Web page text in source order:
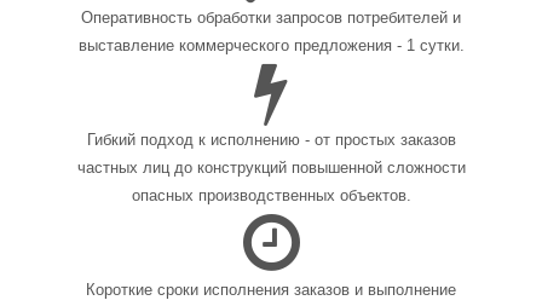
Оперативность обработки запросов потребителей и
выставление коммерческого предложения - 1 сутки.
Гибкий подход к исполнению - от простых заказов
частных лиц до конструкций повышенной сложности
опасных производственных объектов.
Короткие сроки исполнения заказов и выполнение